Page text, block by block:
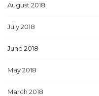
August 2018
July 2018
June 2018
May 2018
March 2018